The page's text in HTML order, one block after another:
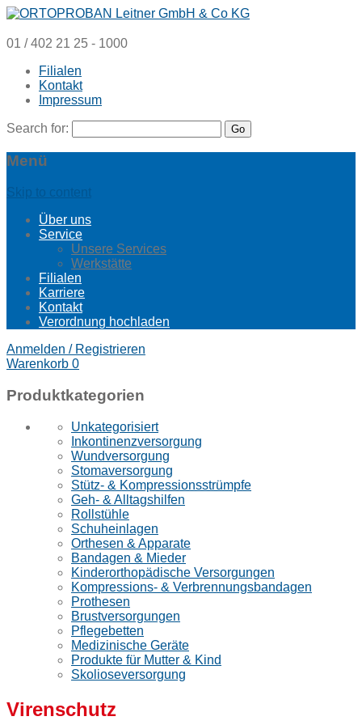
01 / 402 21 25 - 1000
Filialen
Kontakt
Impressum
Search for:
Menü
Skip to content
Über uns
Service
Unsere Services
Werkstätte
Filialen
Karriere
Kontakt
Verordnung hochladen
Anmelden / Registrieren
Warenkorb 0
Produktkategorien
Unkategorisiert
Inkontinenzversorgung
Wundversorgung
Stomaversorgung
Stütz- & Kompressionsstrümpfe
Geh- & Alltagshilfen
Rollstühle
Schuheinlagen
Orthesen & Apparate
Bandagen & Mieder
Kinderorthopädische Versorgungen
Kompressions- & Verbrennungsbandagen
Prothesen
Brustversorgungen
Pflegebetten
Medizinische Geräte
Produkte für Mutter & Kind
Skolioseversorgung
Virenschutz